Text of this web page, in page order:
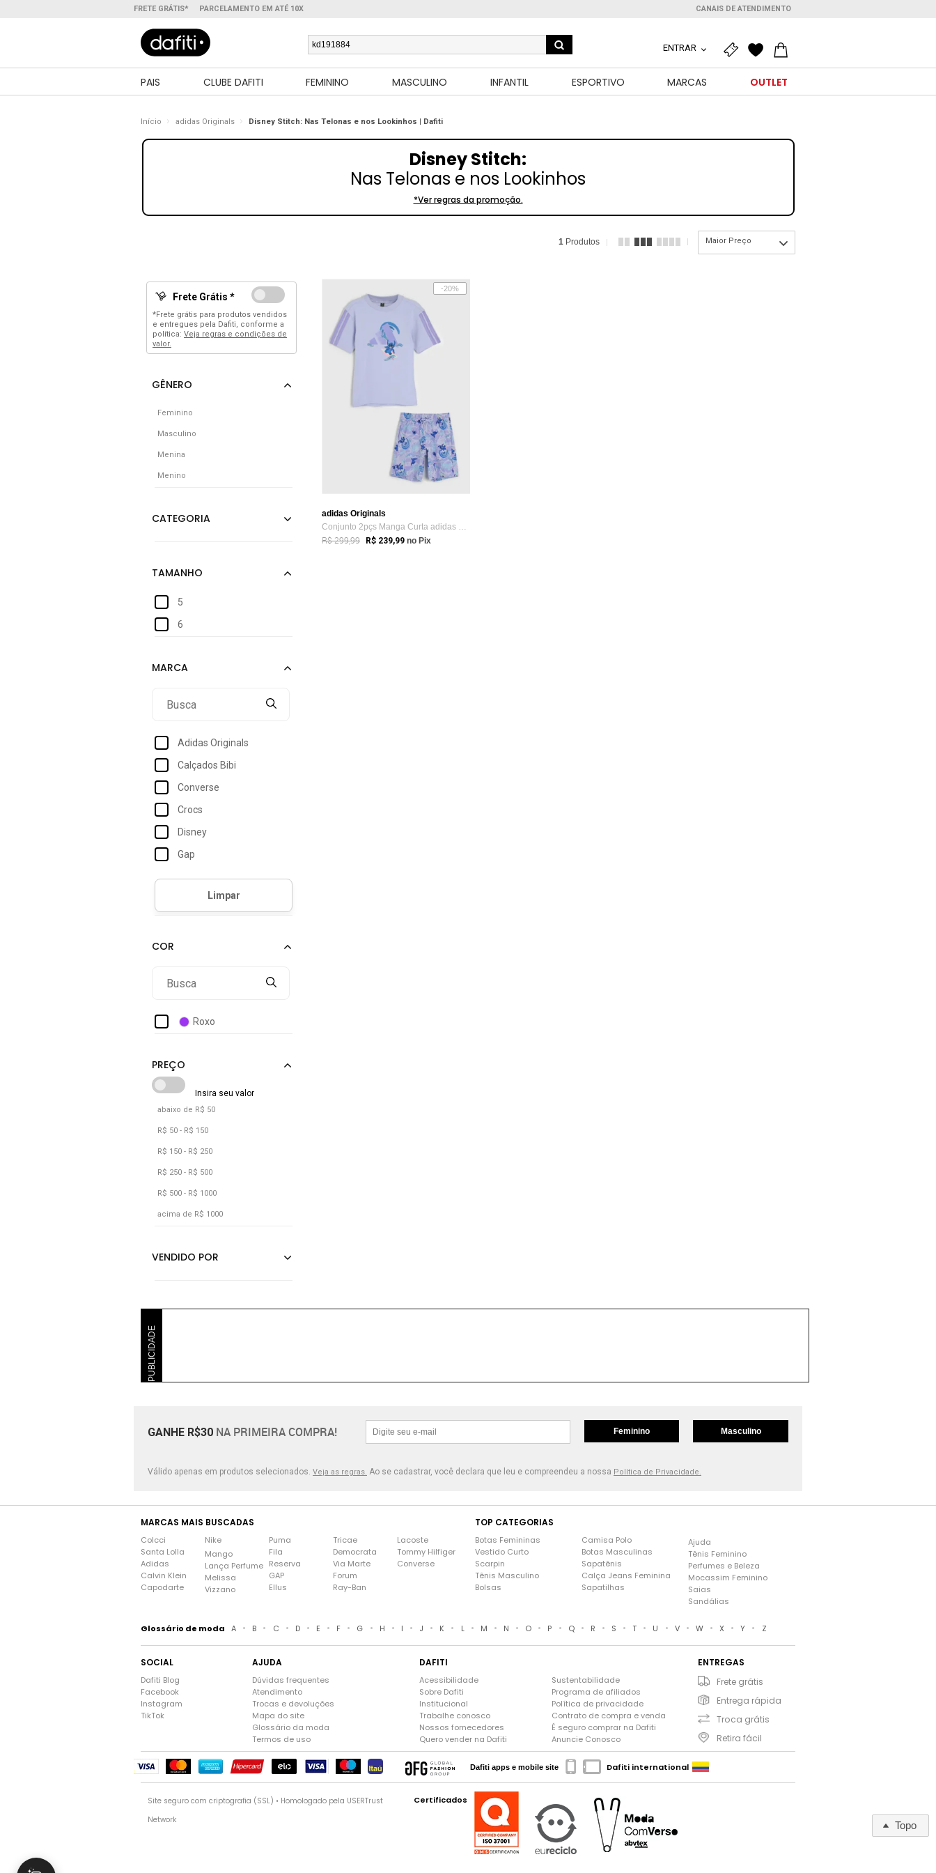
FRETE GRÁTIS* PARCELAMENTO EM ATÉ 10X CANAIS DE ATENDIMENTO
ENTRAR
PAIS CLUBE DAFITI FEMININO MASCULINO INFANTIL ESPORTIVO MARCAS OUTLET
Início adidas Originals Disney Stitch: Nas Telonas e nos Lookinhos | Dafiti
Disney Stitch:
Nas Telonas e nos Lookinhos
*Ver regras da promoção.
1 Produtos Maior Preço
Frete Grátis *
*Frete grátis para produtos vendidos
e entregues pela Dafiti, conforme a
política: Veja regras e condições de
valor.
Feminino
Masculino
Menina
Menino
5
6
Adidas Originals
Calçados Bibi
Converse
Crocs
Disney
Gap
Grendene
Grendene Kids
Roxo
abaixo de R$ 50
R$ 50 - R$ 150
R$ 150 - R$ 250
R$ 250 - R$ 500
R$ 500 - R$ 1000
acima de R$ 1000
-20%
adidas Originals
Conjunto 2pçs Manga Curta adidas Origin...
R$ 299,99 R$ 239,99 no Pix
PUBLICIDADE
Topo
GANHE R$30 NA PRIMEIRA COMPRA! Feminino Masculino
Válido apenas em produtos selecionados. Veja as regras. Ao se cadastrar, você declara que leu e compreendeu a nossa Política de Privacidade.
MARCAS MAIS BUSCADAS
Colcci
Santa Lolla
Adidas
Calvin Klein
Capodarte
Nike
Mango
Lança Perfume
Melissa
Vizzano
Puma
Fila
Reserva
GAP
Ellus
Tricae
Democrata
Via Marte
Forum
Ray-Ban
Lacoste
Tommy Hilfiger
Converse
TOP CATEGORIAS
Botas Femininas
Vestido Curto
Scarpin
Tênis Masculino
Bolsas
Camisa Polo
Botas Masculinas
Sapatênis
Calça Jeans Feminina
Sapatilhas
Ajuda
Tênis Feminino
Perfumes e Beleza
Mocassim Feminino
Saias
Sandálias
Glossário de moda A • B • C • D • E • F • G • H • I • J • K • L • M • N • O • P • Q • R • S • T • U • V • W • X • Y • Z
SOCIAL
Dafiti Blog
Facebook
Instagram
TikTok
AJUDA
Dúvidas frequentes
Atendimento
Trocas e devoluções
Mapa do site
Glossário da moda
Termos de uso
DAFITI
Acessibilidade
Sobre Dafiti
Institucional
Trabalhe conosco
Nossos fornecedores
Quero vender na Dafiti
Sustentabilidade
Programa de afiliados
Política de privacidade
Contrato de compra e venda
É seguro comprar na Dafiti
Anuncie Conosco
ENTREGAS
Frete grátis
Entrega rápida
Troca grátis
Retira fácil
Dafiti apps e mobile site Dafiti international
Site seguro com criptografia (SSL) • Homologado pela USERTrust
Network
Certificados